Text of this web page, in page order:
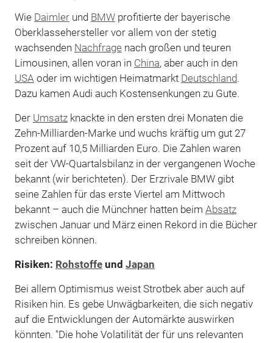
Wie Daimlerund BMWprofitierte der bayerische
Oberklassehersteller vor allem von der stetig
wachsenden Nachfrage nach großen und teuren
Limousinen, allen voran in China, aber auch in den
USAoder im wichtigen Heimatmarkt Deutschland.
Dazu kamen Audi auch Kostensenkungen zu Gute.
Der Umsatzknackte in den ersten drei Monaten die
Zehn-Milliarden-Marke und wuchs kräftig um gut 27
Prozent auf 10,5 Milliarden Euro. Die Zahlen waren
seit der VW-Quartalsbilanz in der vergangenen Woche
bekannt (wir berichteten). Der Erzrivale BMW gibt
seine Zahlen für das erste Viertel am Mittwoch
bekannt – auch die Münchner hatten beim Absatz
zwischen Januar und März einen Rekord in die Bücher
schreiben können.
Risiken: Rohstoffeund Japan
Bei allem Optimismus weist Strotbek aber auch auf
Risiken hin. Es gebe Unwägbarkeiten, die sich negativ
auf die Entwicklungen der Automärkte auswirken
könnten. "Die hohe Volatilität der für uns relevanten